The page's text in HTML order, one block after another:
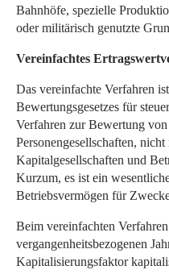
Bahnhöfe, spezielle
oder militärisch genutzte
Vereinfachtes
Das vereinfachte Verfahren
Bewertungsgesetzes für
Verfahren zur Bewertung
Personengesellschaften,
Kapitalgesellschaften und
Kurzum, es ist ein
Betriebsvermögen für
Beim vereinfachten
vergangenheitsbezogenen
Kapitalisierungsfaktor